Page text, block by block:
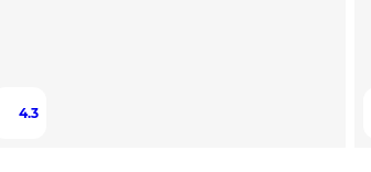
4.3